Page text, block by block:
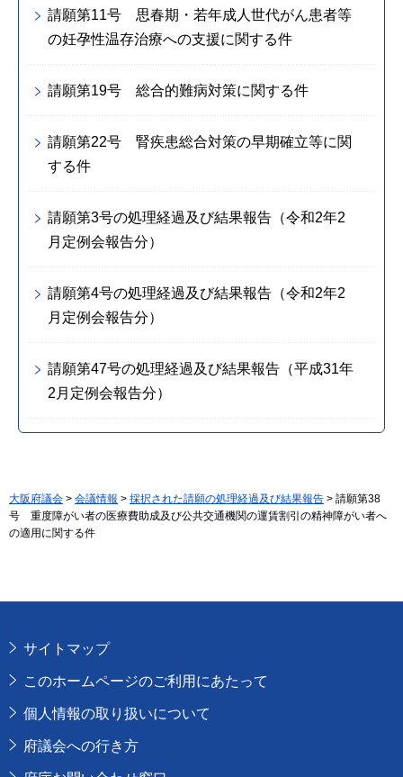
請願第11号 思春期・若年成人世代がん患者等
の妊孕性温存治療への支援に関する件
請願第19号 総合的難病対策に関する件
請願第22号 腎疾患総合対策の早期確立等に関
する件
請願第3号の処理経過及び結果報告（令和2年2
月定例会報告分）
請願第4号の処理経過及び結果報告（令和2年2
月定例会報告分）
請願第47号の処理経過及び結果報告（平成31年
2月定例会報告分）
大阪府議会 > 会議情報 > 採択された請願の処理経過及び結果報告 > 請願第38
号 重度障がい者の医療費助成及び公共交通機関の運賃割引の精神障がい者へ
の適用に関する件
サイトマップ
このホームページのご利用にあたって
個人情報の取り扱いについて
府議会への行き方